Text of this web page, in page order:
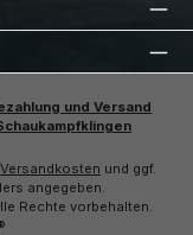
und Versand
Versandkosten und ggf.
angegeben.
Rechte vorbehalten.